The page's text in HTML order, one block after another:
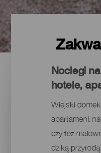
Noclegi
hotele,
Wiejski domek
apartament
czy też
dziką